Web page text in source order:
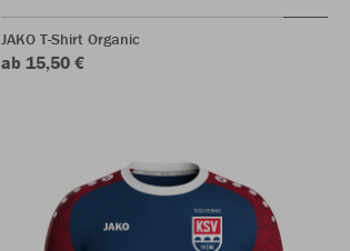
JAKO T-Shirt Organic
ab 15,50 €